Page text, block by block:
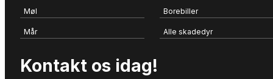
Møl Borebiller
Mår Alle skadedyr
Kontakt os idag!